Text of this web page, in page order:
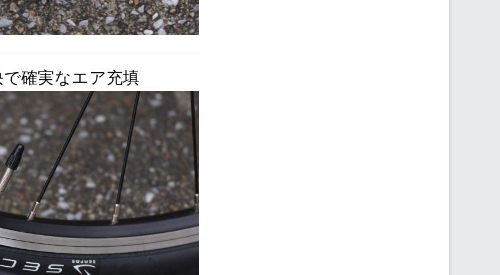
確実なエア充填